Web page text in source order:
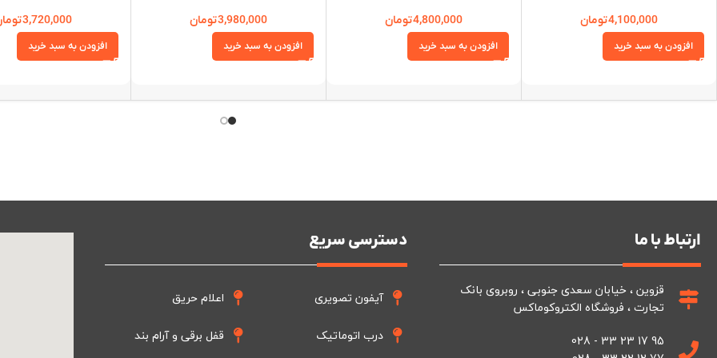
4,100,000تومان
افزودن به سبد خرید
4,800,000تومان
افزودن به سبد خرید
3,980,000تومان
افزودن به سبد خرید
3,720,000
افزودن به سبد خرید
ارتباط با ما
قزوین ، خیابان سعدی جنوبی ، روبروی بانک
تجارت ، فروشگاه الکتروکوماکس
95 17 23 33 - 028
دسترسی سریع
آیفون تصویری
درب اتوماتیک
اعلام حریق
قفل برقی و آرام بند